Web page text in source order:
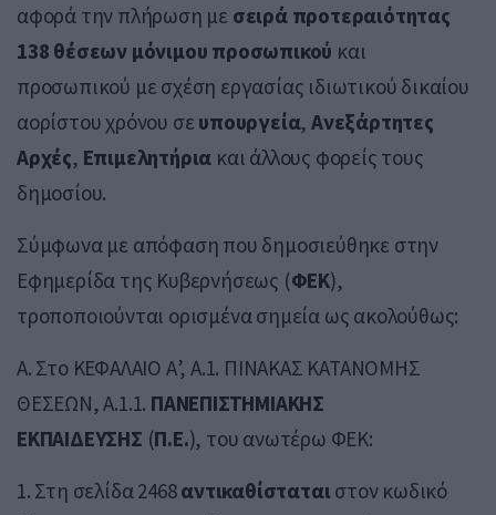
αφορά την πλήρωση με σειρά προτεραιότητας
138 θέσεων μόνιμου προσωπικού και
προσωπικού με σχέση εργασίας ιδιωτικού δικαίου
αορίστου χρόνου σε υπουργεία,Ανεξάρτητες
Αρχές, Επιμελητήρια και άλλους φορείς τους
δημοσίου.
Σύμφωνα με απόφαση που δημοσιεύθηκε στην
Εφημερίδα της Κυβερνήσεως (ΦΕΚ),
τροποποιούνται ορισμένα σημεία ως ακολούθως:
Α. Στο ΚΕΦΑΛΑΙΟ Α’, Α.1. ΠΙΝΑΚΑΣ ΚΑΤΑΝΟΜΗΣ
ΘΕΣΕΩΝ, Α.1.1. ΠΑΝΕΠΙΣΤΗΜΙΑΚΗΣ
ΕΚΠΑΙΔΕΥΣΗΣ (Π.Ε.), του ανωτέρω ΦΕΚ:
1. Στη σελίδα 2468αντικαθίσταται στον κωδικό